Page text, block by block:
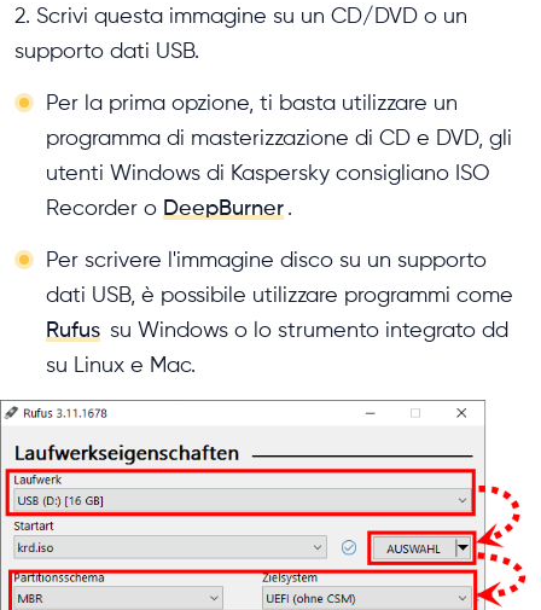
2. Scrivi questa immagine su un CD/DVD o un
supporto dati USB.
Per la prima opzione, ti basta utilizzare un
programma di masterizzazione di CD e DVD, gli
utenti Windows di Kaspersky consigliano ISO
Recorder o DeepBurner .
Per scrivere l'immagine disco su un supporto
dati USB, è possibile utilizzare programmi come
Rufus su Windows o lo strumento integrato dd
su Linux e Mac.